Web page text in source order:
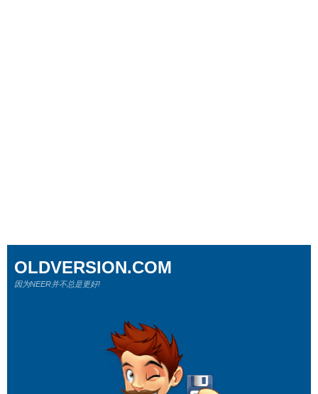
OLDVERSION.COM
因为NEER并不总是更好!